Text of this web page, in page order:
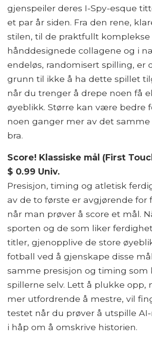
gjenspeiler deres I-Spy-esque
et par år siden. Fra den rene,
stilen, til de praktfullt komplekse
hånddesignede collagene og i
endeløs, randomisert spilling, er
grunn til ikke å ha dette spillet
når du trenger å drepe noen få
øyeblikk. Større kan være bedre
noen ganger mer av det
bra.
Score! Klassiske mål (First
$ 0.99 Univ.
Presisjon, timing og atletisk
av de to første er avgjørende for
når man prøver å score et mål.
sporten og de som liker
titler, gjenopplive de store
fotball ved å gjenskape disse
samme presisjon og timing som
spillerne selv. Lett å plukke opp,
mer utfordrende å mestre, vil
testet når du prøver å utspille
i håp om å omskrive historien.